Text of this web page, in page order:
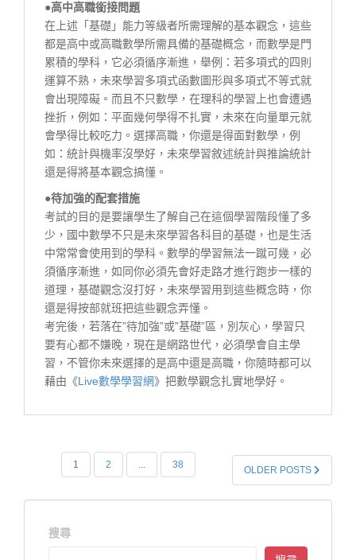
●高中高職銜接問題
在上述「基礎」能力等級者所需理解的基本觀念，這些
都是高中或高職數學所需具備的基礎概念，而數學是門
累積的學科，它必須循序漸進，舉例：若多項式的四則
運算不熟，未來學習多項式函數圖形與多項式不等式就
會出現障礙。而且不只數學，在理科的學習上也會遭遇
挫折，例如：平面幾何學得不扎實，未來在向量單元就
會學得比較吃力。選擇高職，你還是得面對數學，例
如：統計與機率沒學好，未來學習敘述統計與推論統計
還是得將基本觀念搞懂。
●待加強的配套措施
考試的目的是要讓學生了解自己在這個學習階段懂了多
少，國中數學不只是未來學習各科目的基礎，也是生活
中常常會使用到的學科。數學的學習無法一蹴可幾，必
須循序漸進，如同你必須先會好走路才進行跑步一樣的
道理，基礎觀念沒打好，未來學習用到這些概念時，你
還是得按部就班把這些觀念弄懂。
考完後，若落在”待加強”或”基礎”區，別灰心，學習只
要有心都不嫌晚，現在是網路世代，必須學會自主學
習，不管你未來選擇的是高中還是高職，你隨時都可以
藉由《Live數學學習網》把數學觀念扎實地學好。
分
1 2 ... 38 OLDER POSTS
搜尋